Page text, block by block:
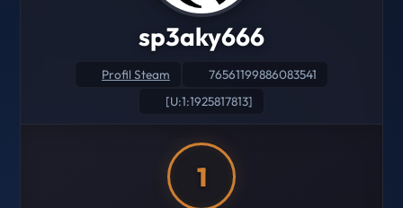
sp3aky666
Profil Steam
76561199886083541
[U:1:1925817813]
1